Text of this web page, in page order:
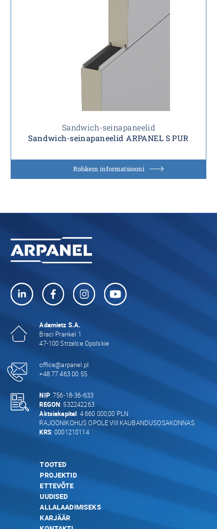
Sandwich-seinapaneelid
Sandwich-seinapaneelid ARPANEL S PUR
Rohkem informatsiooni
Adamietz S.A.
Braci Prankel 1
47-100 Strzelce Opolskie
office@arpanel.pl
+48 77 463 00 55
NIP: 756-18-36-633
REGON: 532242263
Aktsiakapital: 4 660 000,00 PLN
RAJOONIKOHUS OPOLE VIII KAUBANDUSOSAKONNAS
KRS: 0001210114
TOOTED
PROJEKTID
ETTEVÕTE
UUDISED
ALLALAADIMISEKS
KARJÄÄR